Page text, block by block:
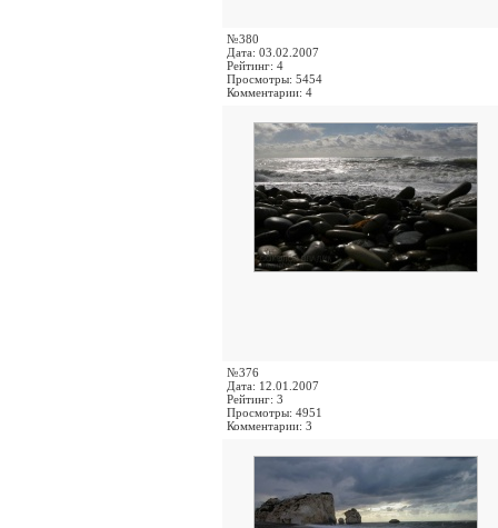
№380
Дата: 03.02.2007
Рейтинг: 4
Просмотры: 5454
Комментарии: 4
№376
Дата: 12.01.2007
Рейтинг: 3
Просмотры: 4951
Комментарии: 3